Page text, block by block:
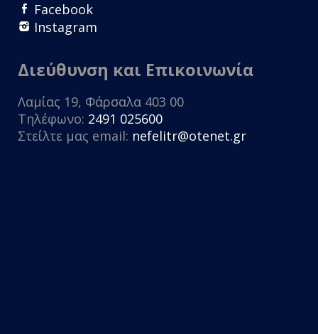
Facebook
Instagram
Διεύθυνση και Επικοινωνία
Λαμίας 19, Φάρσαλα 403 00
Τηλέφωνο: 2491 025600
Στείλτε μας email: nefelitr@otenet.gr